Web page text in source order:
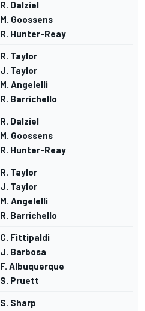
R. Dalziel
M. Goossens
R. Hunter-Reay
R. Taylor
J. Taylor
M. Angelelli
R. Barrichello
R. Dalziel
M. Goossens
R. Hunter-Reay
R. Taylor
J. Taylor
M. Angelelli
R. Barrichello
C. Fittipaldi
J. Barbosa
F. Albuquerque
S. Pruett
S. Sharp